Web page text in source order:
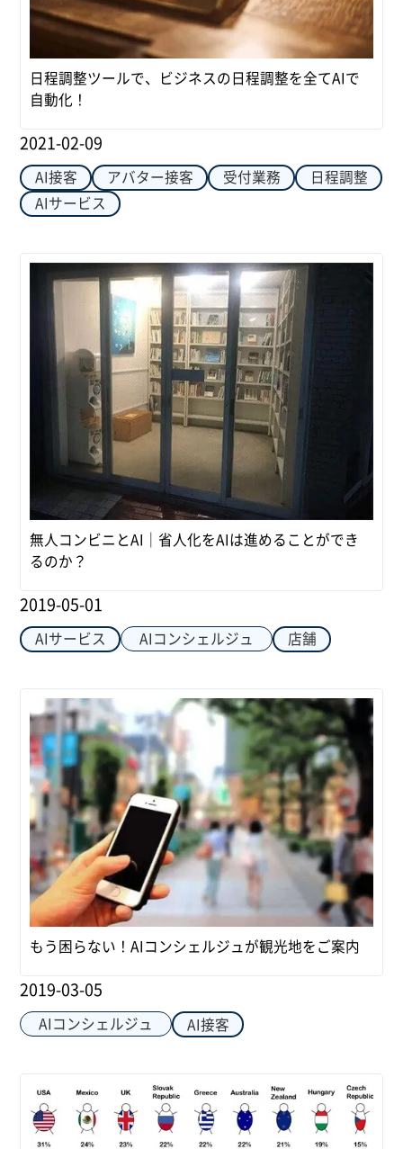
日程調整ツールで、ビジネスの日程調整を全てAIで
自動化！
2021-02-09
AI接客 アバター接客 受付業務
日程調整
AIサービス
無人コンビニとAI｜省人化をAIは進めることができ
るのか？
2019-05-01
AIサービス AIコンシェルジュ 店舗
もう困らない！AIコンシェルジュが観光地をご案内
2019-03-05
AIコンシェルジュ AI接客